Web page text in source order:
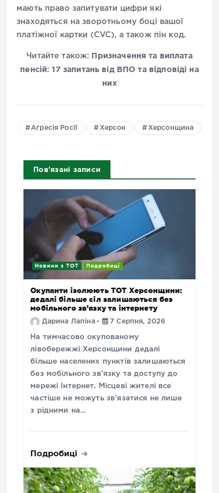
мають право запитувати цифри які
знаходяться на зворотньому боці вашої
платіжної картки (CVC), а також пін код.
Читайте також: Призначення та виплата
пенсій: 17 запитань від ВПО та відповіді на
них
Агресія Росії Херсон Херсонщина
Пов'язані записи
Новини з ТОТ Подробиці
Окупанти ізолюють ТОТ Херсонщини:
дедалі більше сіл залишаються без
мобільного зв’язку та інтернету
Дарина Лапіна 7 Серпня, 2026
На тимчасово окупованому
лівобережжі Херсонщини дедалі
більше населених пунктів залишаються
без мобільного зв’язку та доступу до
мережі Інтернет. Місцеві жителі все
частіше не можуть зв’язатися не лише
з рідними на…
Подробиці